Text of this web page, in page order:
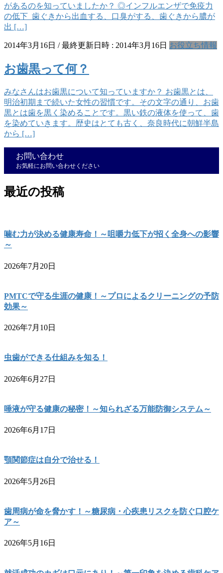
があるのを知っていましたか？ ◎インフルエンザで免疫力
の低下 歯ぐきから出血する、口臭がする、歯ぐきから膿が
出 […]
2014年3月16日 / 最終更新日時 : 2014年3月16日 お役立ち情報
お歯黒って何？
みなさんはお歯黒について知っていますか？ お歯黒とは、
明治初期まで続いた女性の習慣です。その文字の通り、お歯
黒とは歯を黒く染めることです。黒い鉄の液体を使って、歯
を染めていきます。歴史はとても古く、奈良時代に朝鮮半島
から […]
お問い合わせ
お気軽にお問い合わせください
最近の投稿
噛む力が決める健康寿命！～咀嚼力低下が招く全身への影響
～
2026年7月20日
PMTCで守る生涯の健康！～プロによるクリーニングの予防
効果～
2026年7月10日
虫歯ができる仕組みを知る！
2026年6月27日
唾液が守る健康の秘密！～知られざる万能防御システム～
2026年6月17日
顎関節症は自分で治せる！
2026年5月26日
歯周病が命を脅かす！～糖尿病・心疾患リスクを防ぐ口腔ケ
ア～
2026年5月16日